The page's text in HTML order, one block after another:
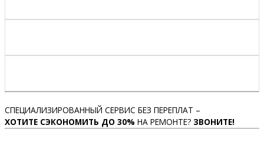
СПЕЦИАЛИЗИРОВАННЫЙ СЕРВИС БЕЗ ПЕРЕПЛАТ –
ХОТИТЕ СЭКОНОМИТЬ ДО 30% НА РЕМОНТЕ? ЗВОНИТЕ!